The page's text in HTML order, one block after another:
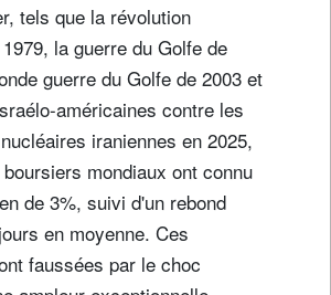
tels que la révolution
la guerre du Golfe de
guerre du Golfe de 2003 et
américaines contre les
iraniennes en 2025,
mondiaux ont connu
de 3%, suivi d'un rebond
en moyenne. Ces
faussées par le choc